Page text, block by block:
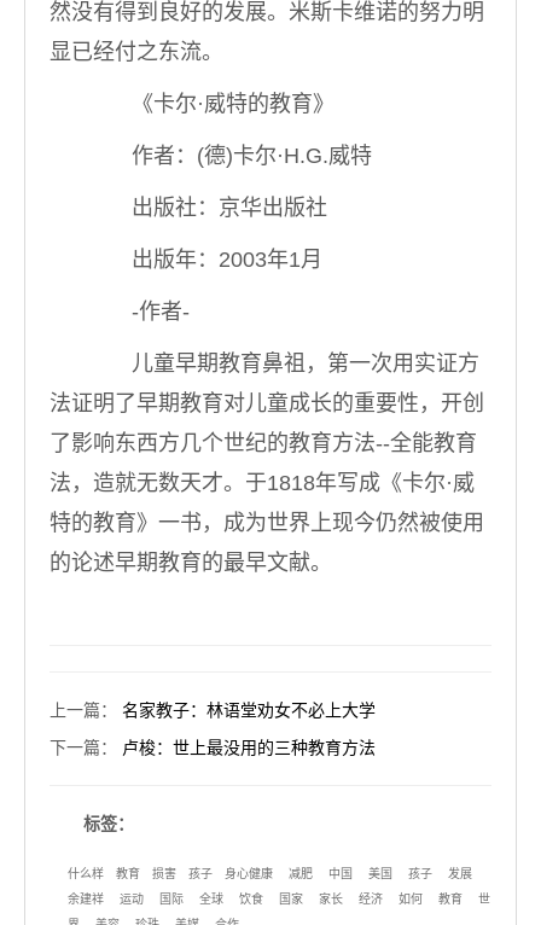
然没有得到良好的发展。米斯卡维诺的努力明
显已经付之东流。
《卡尔·威特的教育》
作者：(德)卡尔·H.G.威特
出版社：京华出版社
出版年：2003年1月
-作者-
儿童早期教育鼻祖，第一次用实证方
法证明了早期教育对儿童成长的重要性，开创
了影响东西方几个世纪的教育方法--全能教育
法，造就无数天才。于1818年写成《卡尔·威
特的教育》一书，成为世界上现今仍然被使用
的论述早期教育的最早文献。
上一篇： 名家教子：林语堂劝女不必上大学
下一篇： 卢梭：世上最没用的三种教育方法
标签：
什么样 教育 损害 孩子 身心健康 减肥 中国 美国 孩子
发展
余建祥
运动 国际 全球 饮食 国家 家长 经济 如何 教育
世